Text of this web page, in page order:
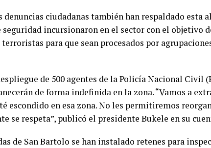
ciudadanas también han respaldado esta
seguridad incursionaron en el sector con el objetivo
para que sean procesados por
de 500 agentes de la Policía Nacional Civil
de forma indefinida en la zona. “Vamos a
escondido en esa zona. No les permitiremos
se respeta”, publicó el presidente Bukele en su
de San Bartolo se han instalado retenes para